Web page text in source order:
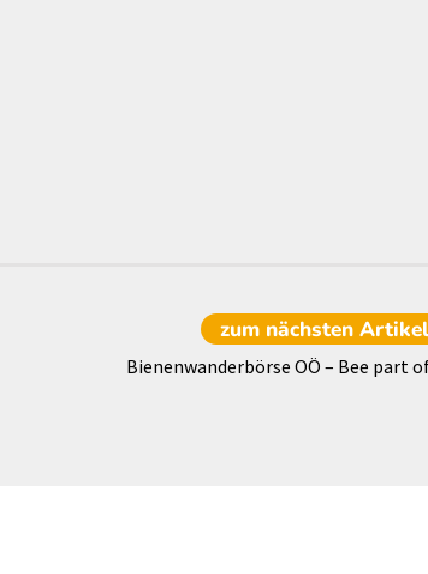
zum nächsten Artikel
Bienenwanderbörse OÖ – Bee part